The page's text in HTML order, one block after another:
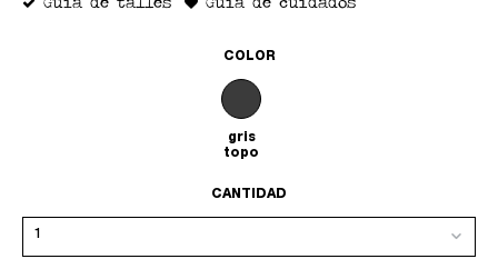
COLOR
gris
topo
CANTIDAD